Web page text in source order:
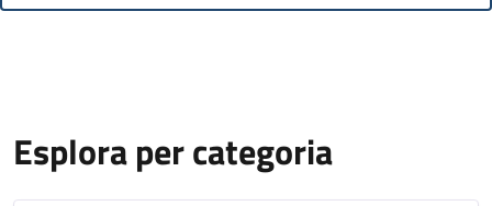
Esplora per categoria